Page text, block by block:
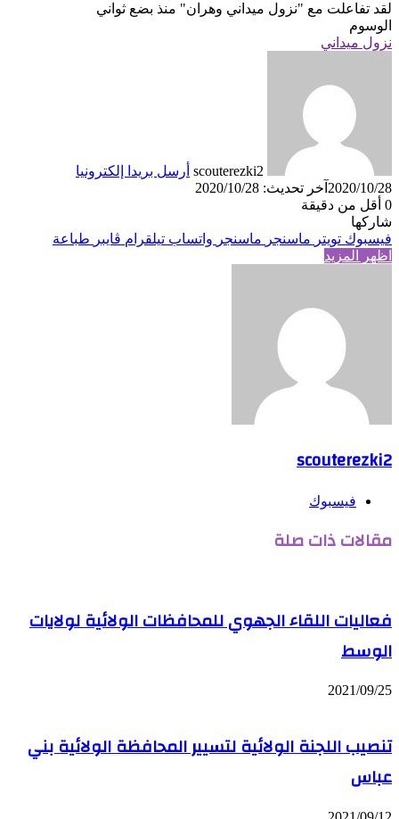
لقد تفاعلت مع "نزول ميداني وهران" منذ بضع ثواني
الوسوم
نزول ميداني
scouterezki2 أرسل بريدا إلكترونيا
2020/10/28 آخر تحديث: 2020/10/28
0 أقل من دقيقة
شاركها
فيسبوك تويتر ماسنجر ماسنجر واتساب تيلقرام ڤايبر طباعة
اظهر المزيد
scouterezki2
فيسبوك
مقالات ذات صلة
فعاليات اللقاء الجهوي للمحافظات الولائية لولايات
الوسط
2021/09/25
تنصيب اللجنة الولائية لتسيير المحافظة الولائية بني
عباس